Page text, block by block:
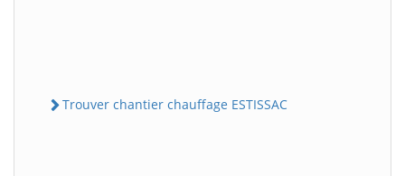
Trouver chantier chauffage ESTISSAC